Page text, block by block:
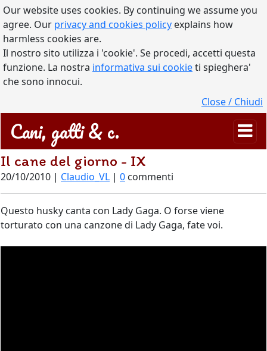
Our website uses cookies. By continuing we assume you
agree. Our privacy and cookies policy explains how
harmless cookies are.
Il nostro sito utilizza i 'cookie'. Se procedi, accetti questa
funzione. La nostra informativa sui cookieti spieghera'
che sono innocui.
Close / Chiudi
Cani, gatti & c.
Il cane del giorno - IX
20/10/2010 | Claudio_VL | 0 commenti
Questo husky canta con Lady Gaga. O forse viene
torturato con una canzone di Lady Gaga, fate voi.